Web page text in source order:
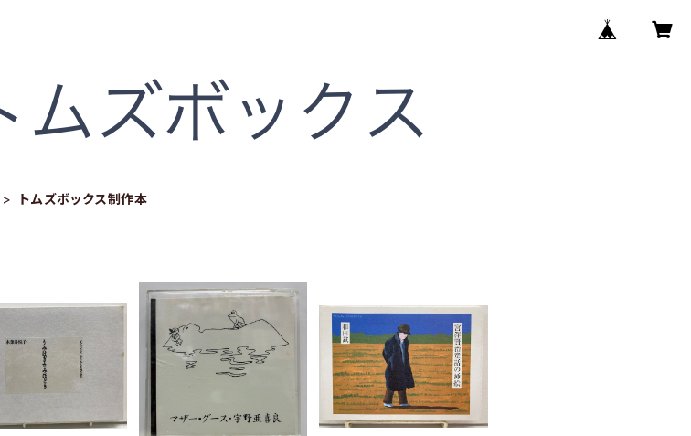
トムズボックス制作本